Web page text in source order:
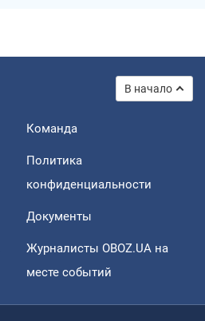
В начало
Команда
Политика
конфиденциальности
Документы
Журналисты OBOZ.UA на
месте событий